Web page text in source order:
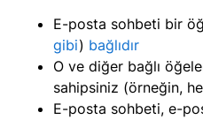
E-posta sohbeti bir
gibi) bağlıdır
O ve diğer bağlı
sahipsiniz (örneğin,
E-posta sohbeti, e-